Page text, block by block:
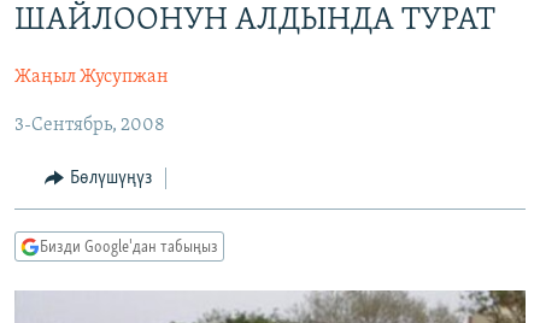
ЭКОНОМИКА
МАДАНИЯТ
БОРБОР АЗИЯ
АТАЙЫН ИЛИКТӨӨ
ТВ ПРОГРАММАЛАР
БҮГҮН АЗАТТЫКТА
БИЗ ЖАНА ДҮЙНӨ
ПОДКАСТ
ӨЗГӨЧӨ ПИКИР
ШАЙЛООНУН АЛДЫНДА ТУРАТ
Жаңыл Жусупжан
3-Сентябрь, 2008
Бөлүшүңүз
Бизди Google'дан табыңыз